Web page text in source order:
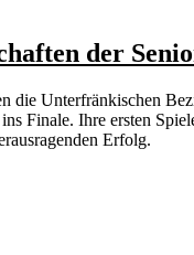
der
die Unterfränkischen
Finale. Ihre ersten
Erfolg.